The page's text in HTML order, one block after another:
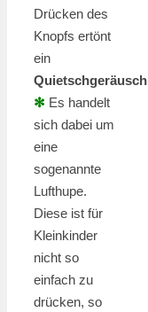
Drücken des
Knopfs ertönt
ein
Quietschgeräusch
✻ Es handelt
sich dabei um
eine
sogenannte
Lufthupe.
Diese ist für
Kleinkinder
nicht so
einfach zu
drücken, so